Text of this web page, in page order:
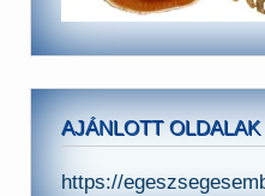
AJÁNLOTT OLDALAK
https://